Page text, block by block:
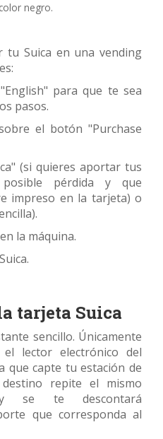
negro.
tu Suica en una vending
para que te sea
pasos.
el botón "Purchase
(si quieres aportar tus
pérdida y que
impreso en la tarjeta) o
la máquina.
tarjeta Suica
sencillo. Únicamente
lector electrónico del
que capte tu estación de
repite el mismo
se te descontará
que corresponda al